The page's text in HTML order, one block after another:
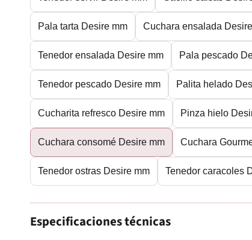
Pala tarta Desire mm Cuchara ensalada
Tenedor ensalada Desire mm Pala pescado
Tenedor pescado Desire mm Palita helado
Cucharita refresco Desire mm Pinza hielo
Cuchara consomé Desire mm Cuchara
Tenedor ostras Desire mm Tenedor caracoles
Especificaciones técnicas